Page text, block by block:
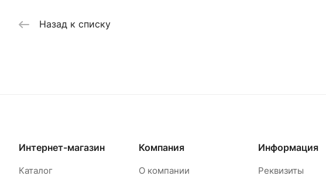
Назад к списку
Интернет-магазин
Каталог
Компания
О компании
Информация
Реквизиты